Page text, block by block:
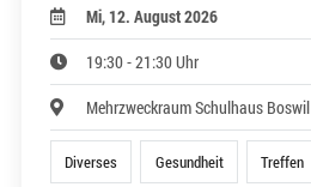
Mi, 12. August 2026
19:30 - 21:30 Uhr
Mehrzweckraum Schulhaus Boswil
Diverses Gesundheit Treffen